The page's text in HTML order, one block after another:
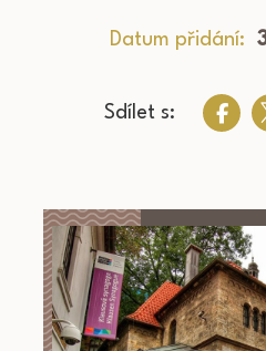
Datum přidání:
Sdílet s: